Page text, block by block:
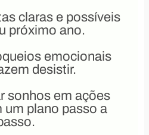
claras e possíveis
próximo ano.
emocionais
desistir.
sonhos em ações
um plano passo a